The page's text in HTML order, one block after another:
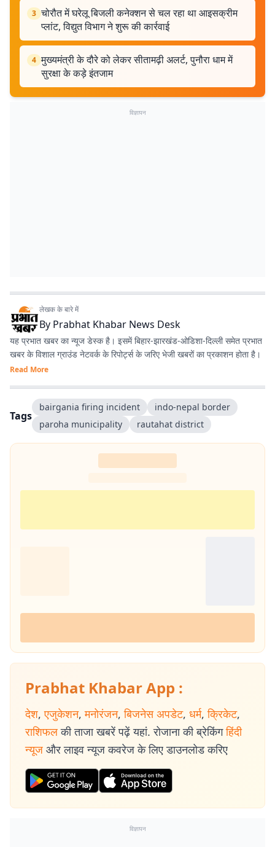
3 चोरौत में घरेलू बिजली कनेक्शन से चल रहा था आइसक्रीम
प्लांट, विद्युत विभाग ने शुरू की कार्रवाई
4 मुख्यमंत्री के दौरे को लेकर सीतामढ़ी अलर्ट, पुनौरा धाम में
सुरक्षा के कड़े इंतजाम
विज्ञापन
लेखक के बारे में
By Prabhat Khabar News Desk
यह प्रभात खबर का न्यूज डेस्क है। इसमें बिहार-झारखंड-ओडिशा-दिल्‍ली समेत प्रभात
खबर के विशाल ग्राउंड नेटवर्क के रिपोर्ट्स के जरिए भेजी खबरों का प्रकाशन होता है।
Read More
Tags
bairgania firing incident
indo-nepal border
paroha municipality
rautahat district
Prabhat Khabar App :
देश, एजुकेशन, मनोरंजन, बिजनेस अपडेट, धर्म, क्रिकेट,
राशिफल की ताजा खबरें पढ़ें यहां. रोजाना की ब्रेकिंग हिंदी
न्यूज और लाइव न्यूज कवरेज के लिए डाउनलोड करिए
विज्ञापन